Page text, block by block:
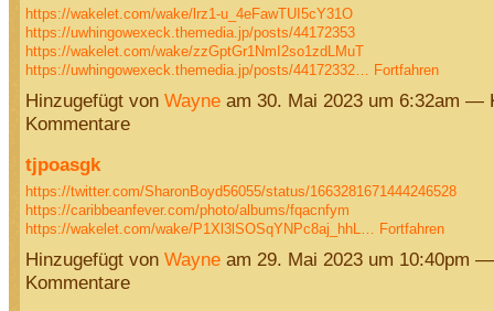
https://wakelet.com/wake/lrz1-u_4eFawTUI5cY31O
https://uwhingowexeck.themedia.jp/posts/44172353
https://wakelet.com/wake/zzGptGr1NmI2so1zdLMuT
https://uwhingowexeck.themedia.jp/posts/44172332… Fortfahren
Hinzugefügt von Wayneam 30. Mai 2023 um 6:32am —
Kommentare
tjpoasgk
https://twitter.com/SharonBoyd56055/status/1663281671444246528
https://caribbeanfever.com/photo/albums/fqacnfym
https://wakelet.com/wake/P1Xl3lSOSqYNPc8aj_hhL… Fortfahren
Hinzugefügt von Wayneam 29. Mai 2023 um 10:40pm
Kommentare